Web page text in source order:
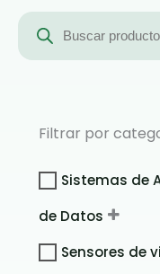
Búsqueda
productos
Filtrar por
Sistemas de
de Datos
Sensores de